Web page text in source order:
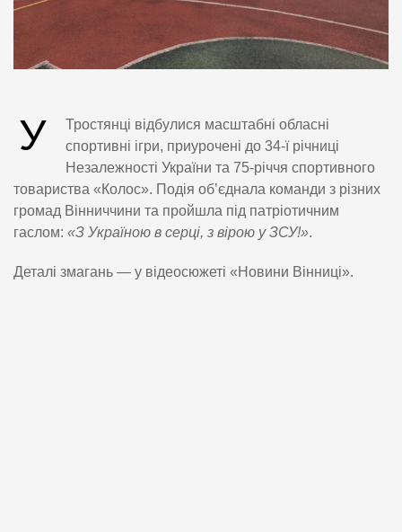
У
Тростянці відбулися масштабні обласні
спортивні ігри, приурочені до 34-ї річниці
Незалежності України та 75-річчя спортивного
товариства «Колос». Подія об’єднала команди з різних
громад Вінниччини та пройшла під патріотичним
гаслом: «З Україною в серці, з вірою у ЗСУ!».
Деталі змагань — у відеосюжеті «Новини Вінниці».